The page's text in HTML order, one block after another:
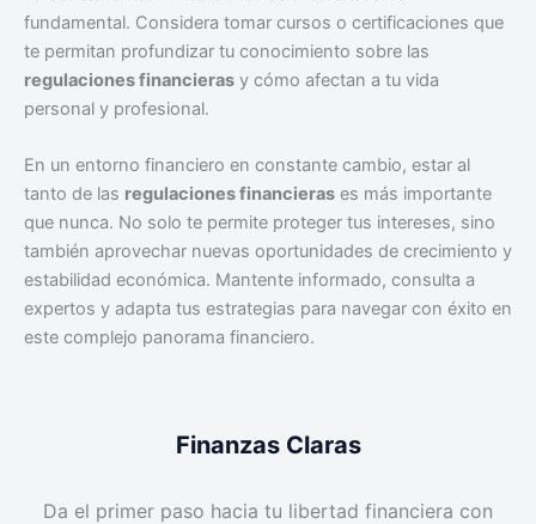
fundamental. Considera tomar cursos o certificaciones que
te permitan profundizar tu conocimiento sobre las
regulaciones financieras y cómo afectan a tu vida
personal y profesional.
En un entorno financiero en constante cambio, estar al
tanto de las regulaciones financieras es más importante
que nunca. No solo te permite proteger tus intereses, sino
también aprovechar nuevas oportunidades de crecimiento y
estabilidad económica. Mantente informado, consulta a
expertos y adapta tus estrategias para navegar con éxito en
este complejo panorama financiero.
Finanzas Claras
Da el primer paso hacia tu libertad financiera con